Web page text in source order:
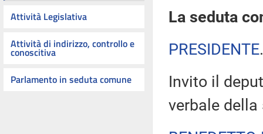
Attività Legislativa
Attività di indirizzo, controllo e
conoscitiva
Parlamento in seduta comune
La seduta
PRESIDENTE
Invito il
verbale della